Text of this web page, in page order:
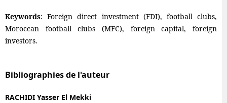
Keywords: Foreign direct investment (FDI), football clubs,
Moroccan football clubs (MFC), foreign capital, foreign
investors.
Bibliographies de l'auteur
RACHIDI Yasser El Mekki